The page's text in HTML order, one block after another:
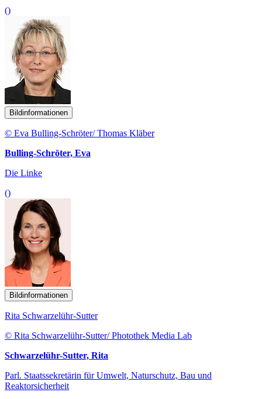
()
Bildinformationen
© Eva Bulling-Schröter/ Thomas Kläber
Bulling-Schröter, Eva
Die Linke
()
Bildinformationen
Rita Schwarzelühr-Sutter
© Rita Schwarzelühr-Sutter/ Photothek Media Lab
Schwarzelühr-Sutter, Rita
Parl. Staatssekretärin für Umwelt, Naturschutz, Bau und
Reaktorsicherheit